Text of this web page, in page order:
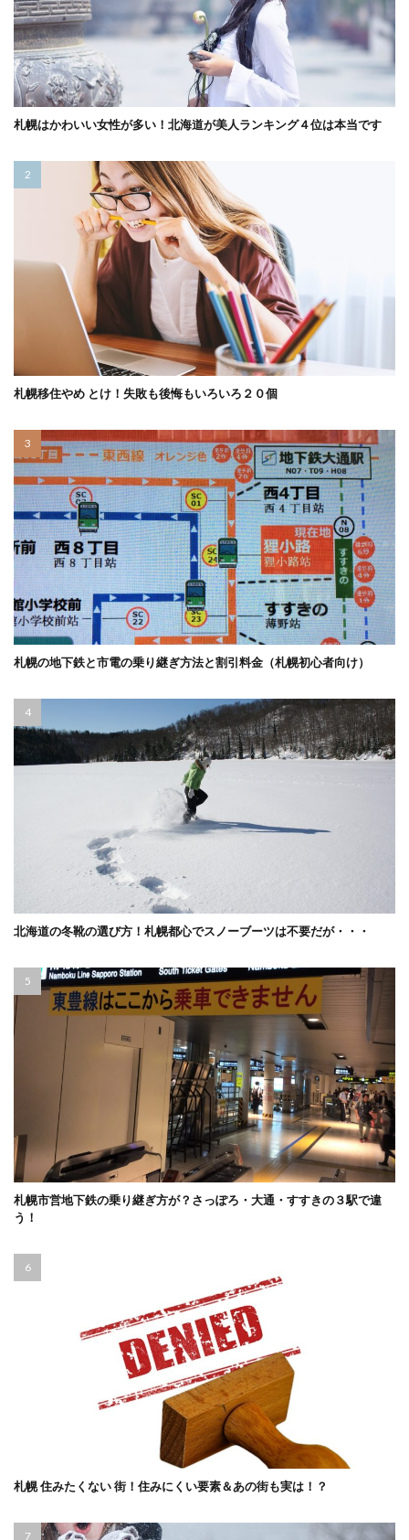
札幌はかわいい女性が多い！北海道が美人ランキング４位は本当です
札幌移住やめ とけ！失敗も後悔もいろいろ２０個
札幌の地下鉄と市電の乗り継ぎ方法と割引料金（札幌初心者向け）
北海道の冬靴の選び方！札幌都心でスノーブーツは不要だが・・・
札幌市営地下鉄の乗り継ぎ方が？さっぽろ・大通・すすきの３駅で違
う！
札幌 住みたくない 街！住みにくい要素＆あの街も実は！？